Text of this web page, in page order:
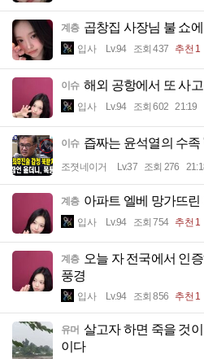
계층 곱창집 사장님 불 쇼
입사 Lv.94 조회 437 추천 1
이슈 해외 공항에서 또 사
입사 Lv.94 조회 602 21:19
이슈 즙짜는 윤석열의 수족
조졋네이거 Lv.37 조회 276
계층 아파트 엘베 망가뜨
입사 Lv.94 조회 754 추천 1
계층 오늘 자 전국에서 인
풍경
입사 Lv.94 조회 856 추천 1
유머 살고자 하면 죽을 것
이다